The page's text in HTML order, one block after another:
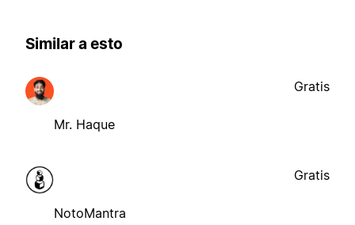
Similar a esto
Mr. Haque
Gratis
NotoMantra
Gratis